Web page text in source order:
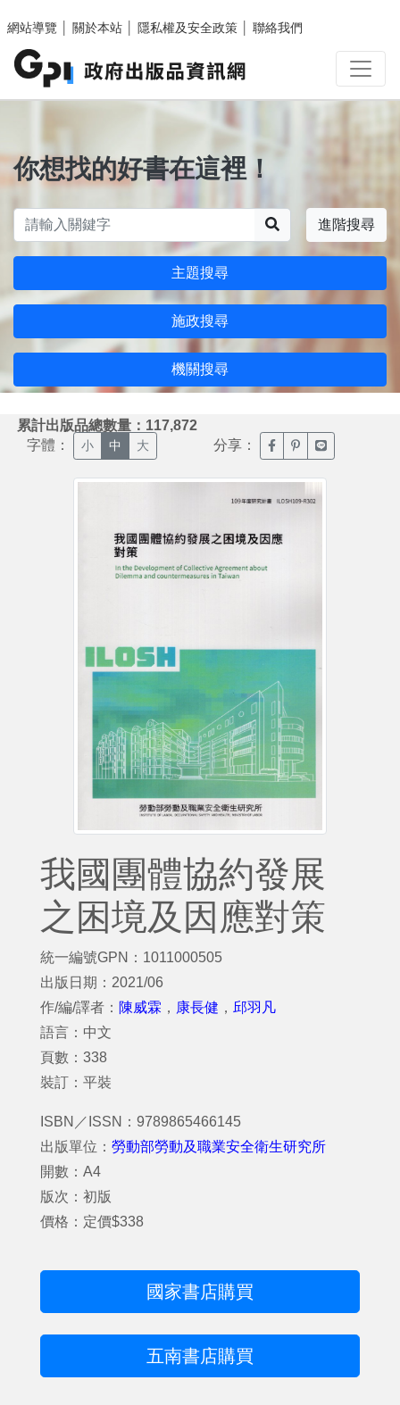
網站導覽
關於本站 隱私權及安全政策 聯絡我們
你想找的好書在這裡！
進階搜尋
主題搜尋
施政搜尋
機關搜尋
累計出版品總數量：117,872
字體： 小 中 大 分享： 臉書分享(另開新視窗)
噗浪分享(另開新
Line分享(另
我國團體協約發展
之困境及因應對策
統一編號GPN：1011000505
出版日期：2021/06
作/編/譯者： 陳威霖 ， 康長健 ， 邱羽凡
語言：中文
頁數：338
裝訂：平裝
ISBN／ISSN：9789865466145
出版單位： 勞動部勞動及職業安全衛生研究所
開數：A4
版次：初版
價格：定價$338
國家書店購買
五南書店購買